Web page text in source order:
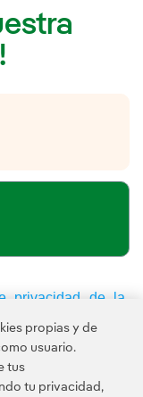
privacidad de la
ventana nueva.
y se aplican la
propias y de
usuario.
tus
tu privacidad,